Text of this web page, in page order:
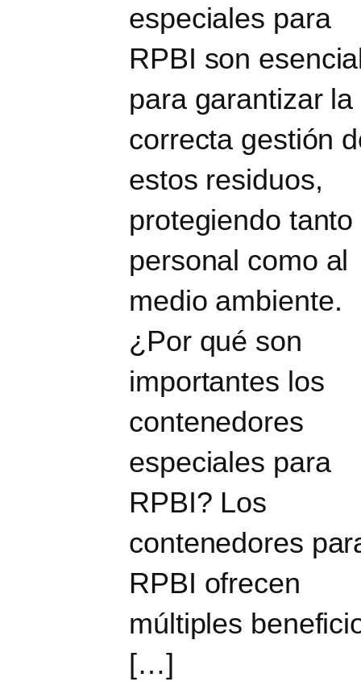
especiales para
RPBI son
para garantizar la
correcta gestión
estos residuos,
protegiendo tanto
personal como al
medio ambiente.
¿Por qué son
importantes los
contenedores
especiales para
RPBI? Los
contenedores
RPBI ofrecen
múltiples
[…]